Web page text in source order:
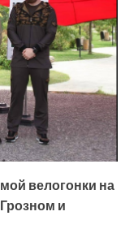
велогонки на
и